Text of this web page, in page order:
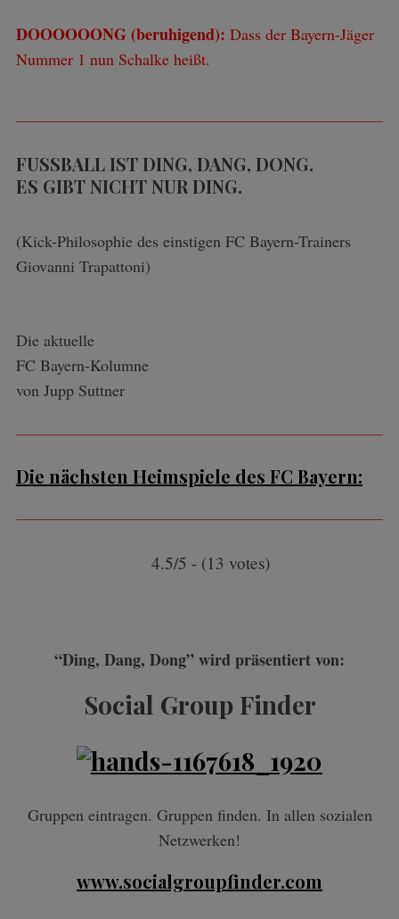
DOOOOOONG (beruhigend): Dass der Bayern-Jäger
Nummer 1 nun Schalke heißt.
FUSSBALL IST DING, DANG, DONG.
ES GIBT NICHT NUR DING.
(Kick-Philosophie des einstigen FC Bayern-Trainers
Giovanni Trapattoni)
Die aktuelle
FC Bayern-Kolumne
von Jupp Suttner
Die nächsten Heimspiele des FC Bayern:
4.5/5 - (13 votes)
“Ding, Dang, Dong” wird präsentiert von:
Social Group Finder
Gruppen eintragen. Gruppen finden. In allen sozialen
Netzwerken!
www.socialgroupfinder.com